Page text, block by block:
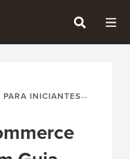
PARA INICIANTES